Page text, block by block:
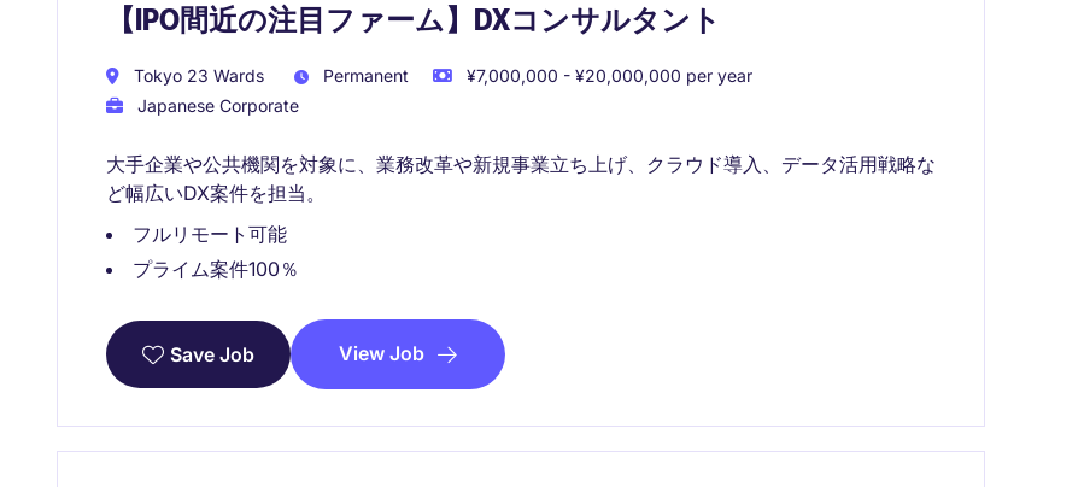
【IPO間近の注目ファーム】DXコンサルタント
Tokyo 23 Wards Permanent
¥7,000,000 - ¥20,000,000 per year
Japanese Corporate
大手企業や公共機関を対象に、業務改革や新規事業立ち上げ、クラウド導入、データ活用戦略な
ど幅広いDX案件を担当。
フルリモート可能
プライム案件100％
Save Job View Job